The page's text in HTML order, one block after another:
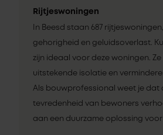
Rijtjeswoningen
In Beesd staan 687
gehorigheid en geluidsoverlast.
zijn ideaal voor deze woningen. Ze
uitstekende isolatie en
Als bouwprofessional weet je dat
tevredenheid van bewoners
aan een duurzame oplossing voor